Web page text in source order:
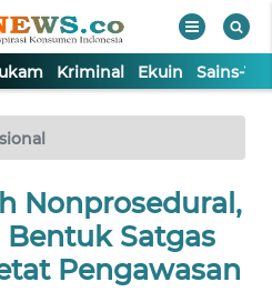
Kriminal Ekuin Sains-
Nonprosedural,
Satgas
Pengawasan